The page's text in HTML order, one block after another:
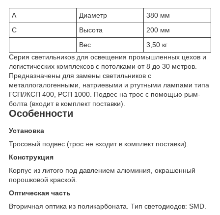
A Диаметр
380 мм
C
Высота
200 мм
Вес
3,50 кг
Серия светильников для освещения промышленных цехов и
логистических комплексов с потолками от 8 до 30 метров.
Предназначены для замены светильников с
металлогалогенными, натриевыми и ртутными лампами типа
ГСП/ЖСП 400, РСП 1000. Подвес на трос с помощью рым-
болта (входит в комплект поставки).
Особенности
Установка
Тросовый подвес (трос не входит в комплект поставки).
Конструкция
Корпус из литого под давлением алюминия, окрашенный
порошковой краской.
Оптическая часть
Вторичная оптика из поликарбоната. Тип светодиодов: SMD.